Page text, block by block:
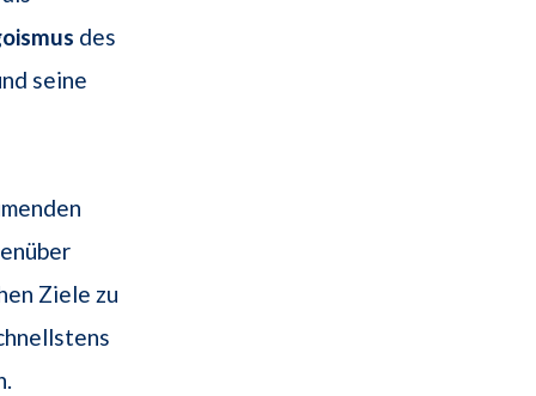
des
seine
Ziele zu